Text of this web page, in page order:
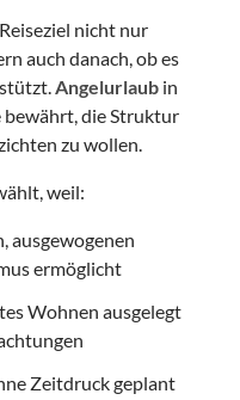
nicht nur
auch danach, ob es
Angelurlaub in
bewährt, die Struktur
zu wollen.
weil:
ausgewogenen
ermöglicht
Wohnen ausgelegt
Zeitdruck geplant